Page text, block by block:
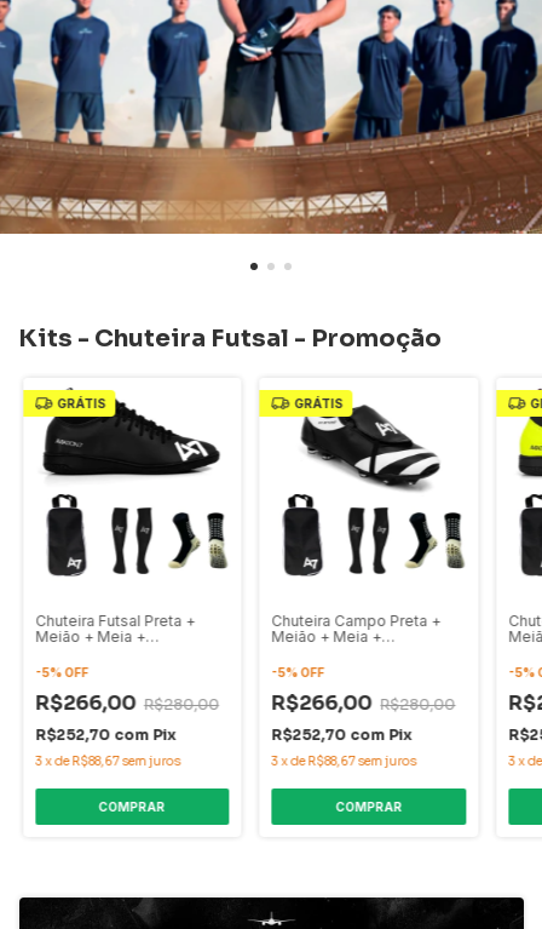
Kits - Chuteira Futsal - Promoção
GRÁTIS
Chuteira Futsal Preta +
Meião + Meia +
-5%OFF
R$266,00 R$280,00
R$252,70 com Pix
3xde R$88,67sem juros
COMPRAR
GRÁTIS
Chuteira Campo Preta +
Meião + Meia +
-5%OFF
R$266,00 R$280,00
R$252,70 com Pix
3xde R$88,67sem juros
COMPRAR
-5%
3x